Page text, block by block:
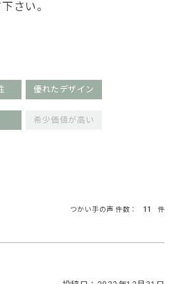
さい。
優れたデザイン
希少価値が高い
つかい手の声 件数： 11 件